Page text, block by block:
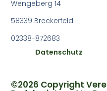
©2026 Copyright
Datenschutz
Wengeberg 14
58339 Breckerfeld
02338-872683